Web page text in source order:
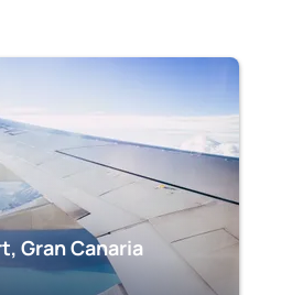
Gran Canaria